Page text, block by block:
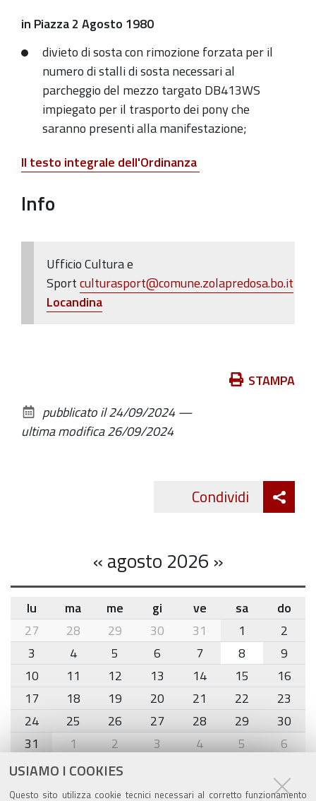
USIAMO I COOKIES
Questo sito utilizza cookie tecnici necessari al corretto funzionamento
in Piazza 2 Agosto 1980
divieto di sosta con rimozione forzata per il
numero di stalli di sosta necessari al
parcheggio del mezzo targato DB413WS
impiegato per il trasporto dei pony che
saranno presenti alla manifestazione;
Il testo integrale dell'Ordinanza
Info
Ufficio Cultura e
Sportculturasport@comune.zolapredosa.bo.it
Locandina
documento
STAMPA
pubblicato il24/09/2024—
ultima modifica26/09/2024
Condividi
«agosto 2026 »
month-
8
lu ma me gi ve sa
do
27
28 29 30 31 1
2
3
4 5 6 7 8
9
10
11 12 13 14 15
16
17
18 19 20 21 22
23
24
25 26 27 28 29
30
31
1 2 3 4 5 6
Agenda eventi